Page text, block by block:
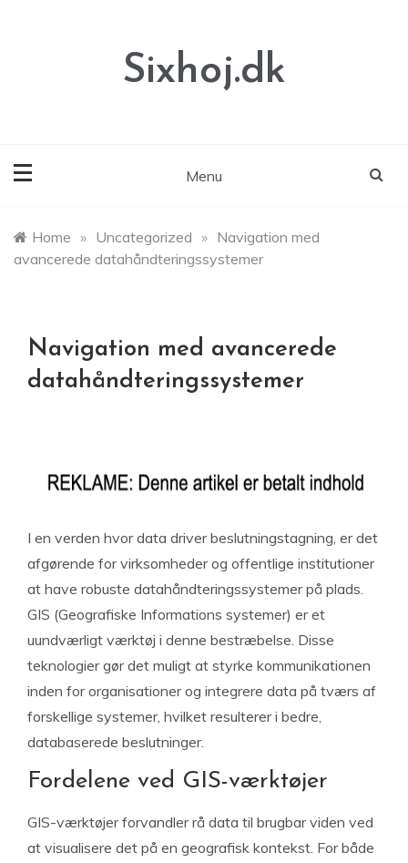
Sixhoj.dk
Menu
Home » Uncategorized » Navigation med
avancerede datahåndteringssystemer
Navigation med avancerede
datahåndteringssystemer
I en verden hvor data driver beslutningstagning, er det
afgørende for virksomheder og offentlige institutioner
at have robuste datahåndteringssystemer på plads.
GIS (Geografiske Informations systemer) er et
uundværligt værktøj i denne bestræbelse. Disse
teknologier gør det muligt at styrke kommunikationen
inden for organisationer og integrere data på tværs af
forskellige systemer, hvilket resulterer i bedre,
databaserede beslutninger.
Fordelene ved GIS-værktøjer
GIS-værktøjer forvandler rå data til brugbar viden ved
at visualisere det på en geografisk kontekst. For både